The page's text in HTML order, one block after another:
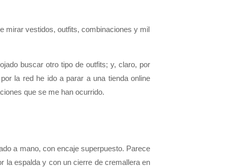
mirar vestidos, outfits, combinaciones y mil
buscar otro tipo de outfits; y, claro, por
la red he ido a parar a una tienda online
que se me han ocurrido.
a mano, con encaje superpuesto. Parece
la espalda y con un cierre de cremallera en